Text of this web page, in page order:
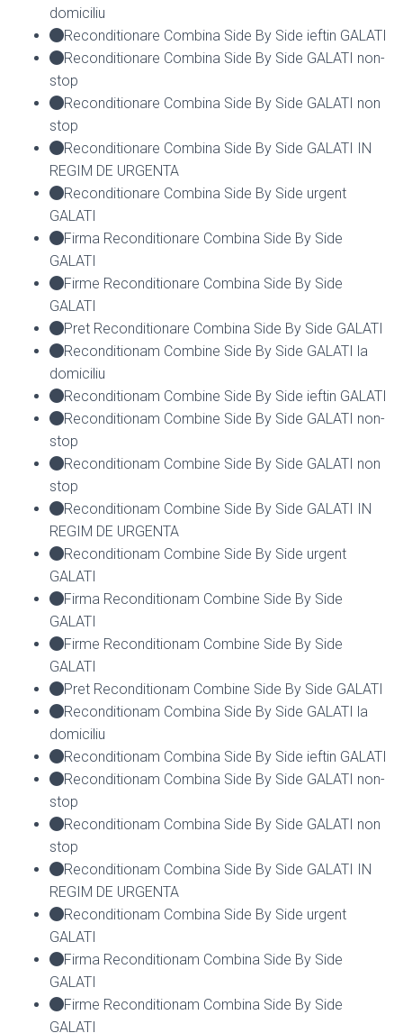
domiciliu
Reconditionare Combina Side By Side ieftin GALATI
Reconditionare Combina Side By Side GALATI non-
stop
Reconditionare Combina Side By Side GALATI non
stop
Reconditionare Combina Side By Side GALATI IN
REGIM DE URGENTA
Reconditionare Combina Side By Side urgent
GALATI
Firma Reconditionare Combina Side By Side
GALATI
Firme Reconditionare Combina Side By Side
GALATI
Pret Reconditionare Combina Side By Side GALATI
Reconditionam Combine Side By Side GALATI la
domiciliu
Reconditionam Combine Side By Side ieftin GALATI
Reconditionam Combine Side By Side GALATI non-
stop
Reconditionam Combine Side By Side GALATI non
stop
Reconditionam Combine Side By Side GALATI IN
REGIM DE URGENTA
Reconditionam Combine Side By Side urgent
GALATI
Firma Reconditionam Combine Side By Side
GALATI
Firme Reconditionam Combine Side By Side
GALATI
Pret Reconditionam Combine Side By Side GALATI
Reconditionam Combina Side By Side GALATI la
domiciliu
Reconditionam Combina Side By Side ieftin GALATI
Reconditionam Combina Side By Side GALATI non-
stop
Reconditionam Combina Side By Side GALATI non
stop
Reconditionam Combina Side By Side GALATI IN
REGIM DE URGENTA
Reconditionam Combina Side By Side urgent
GALATI
Firma Reconditionam Combina Side By Side
GALATI
Firme Reconditionam Combina Side By Side
GALATI